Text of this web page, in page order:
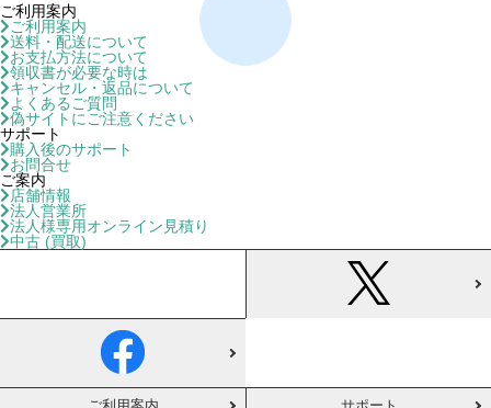
ご利用案内
ご利用案内
送料・配送について
お支払方法について
領収書が必要な時は
キャンセル・返品について
よくあるご質問
偽サイトにご注意ください
サポート
購入後のサポート
お問合せ
ご案内
店舗情報
法人営業所
法人様専用オンライン見積り
中古 (買取)